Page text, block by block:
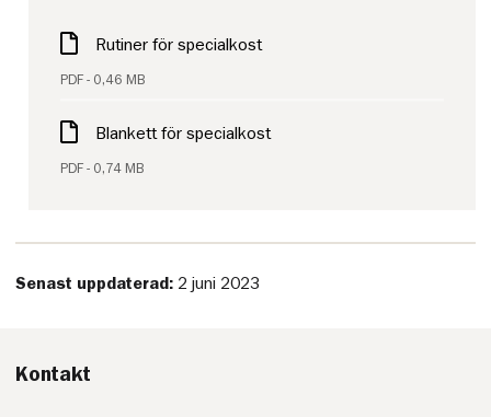
Rutiner för specialkost
PDF - 0,46 MB
Blankett för specialkost
PDF - 0,74 MB
Senast uppdaterad: 2 juni 2023
Kontakt